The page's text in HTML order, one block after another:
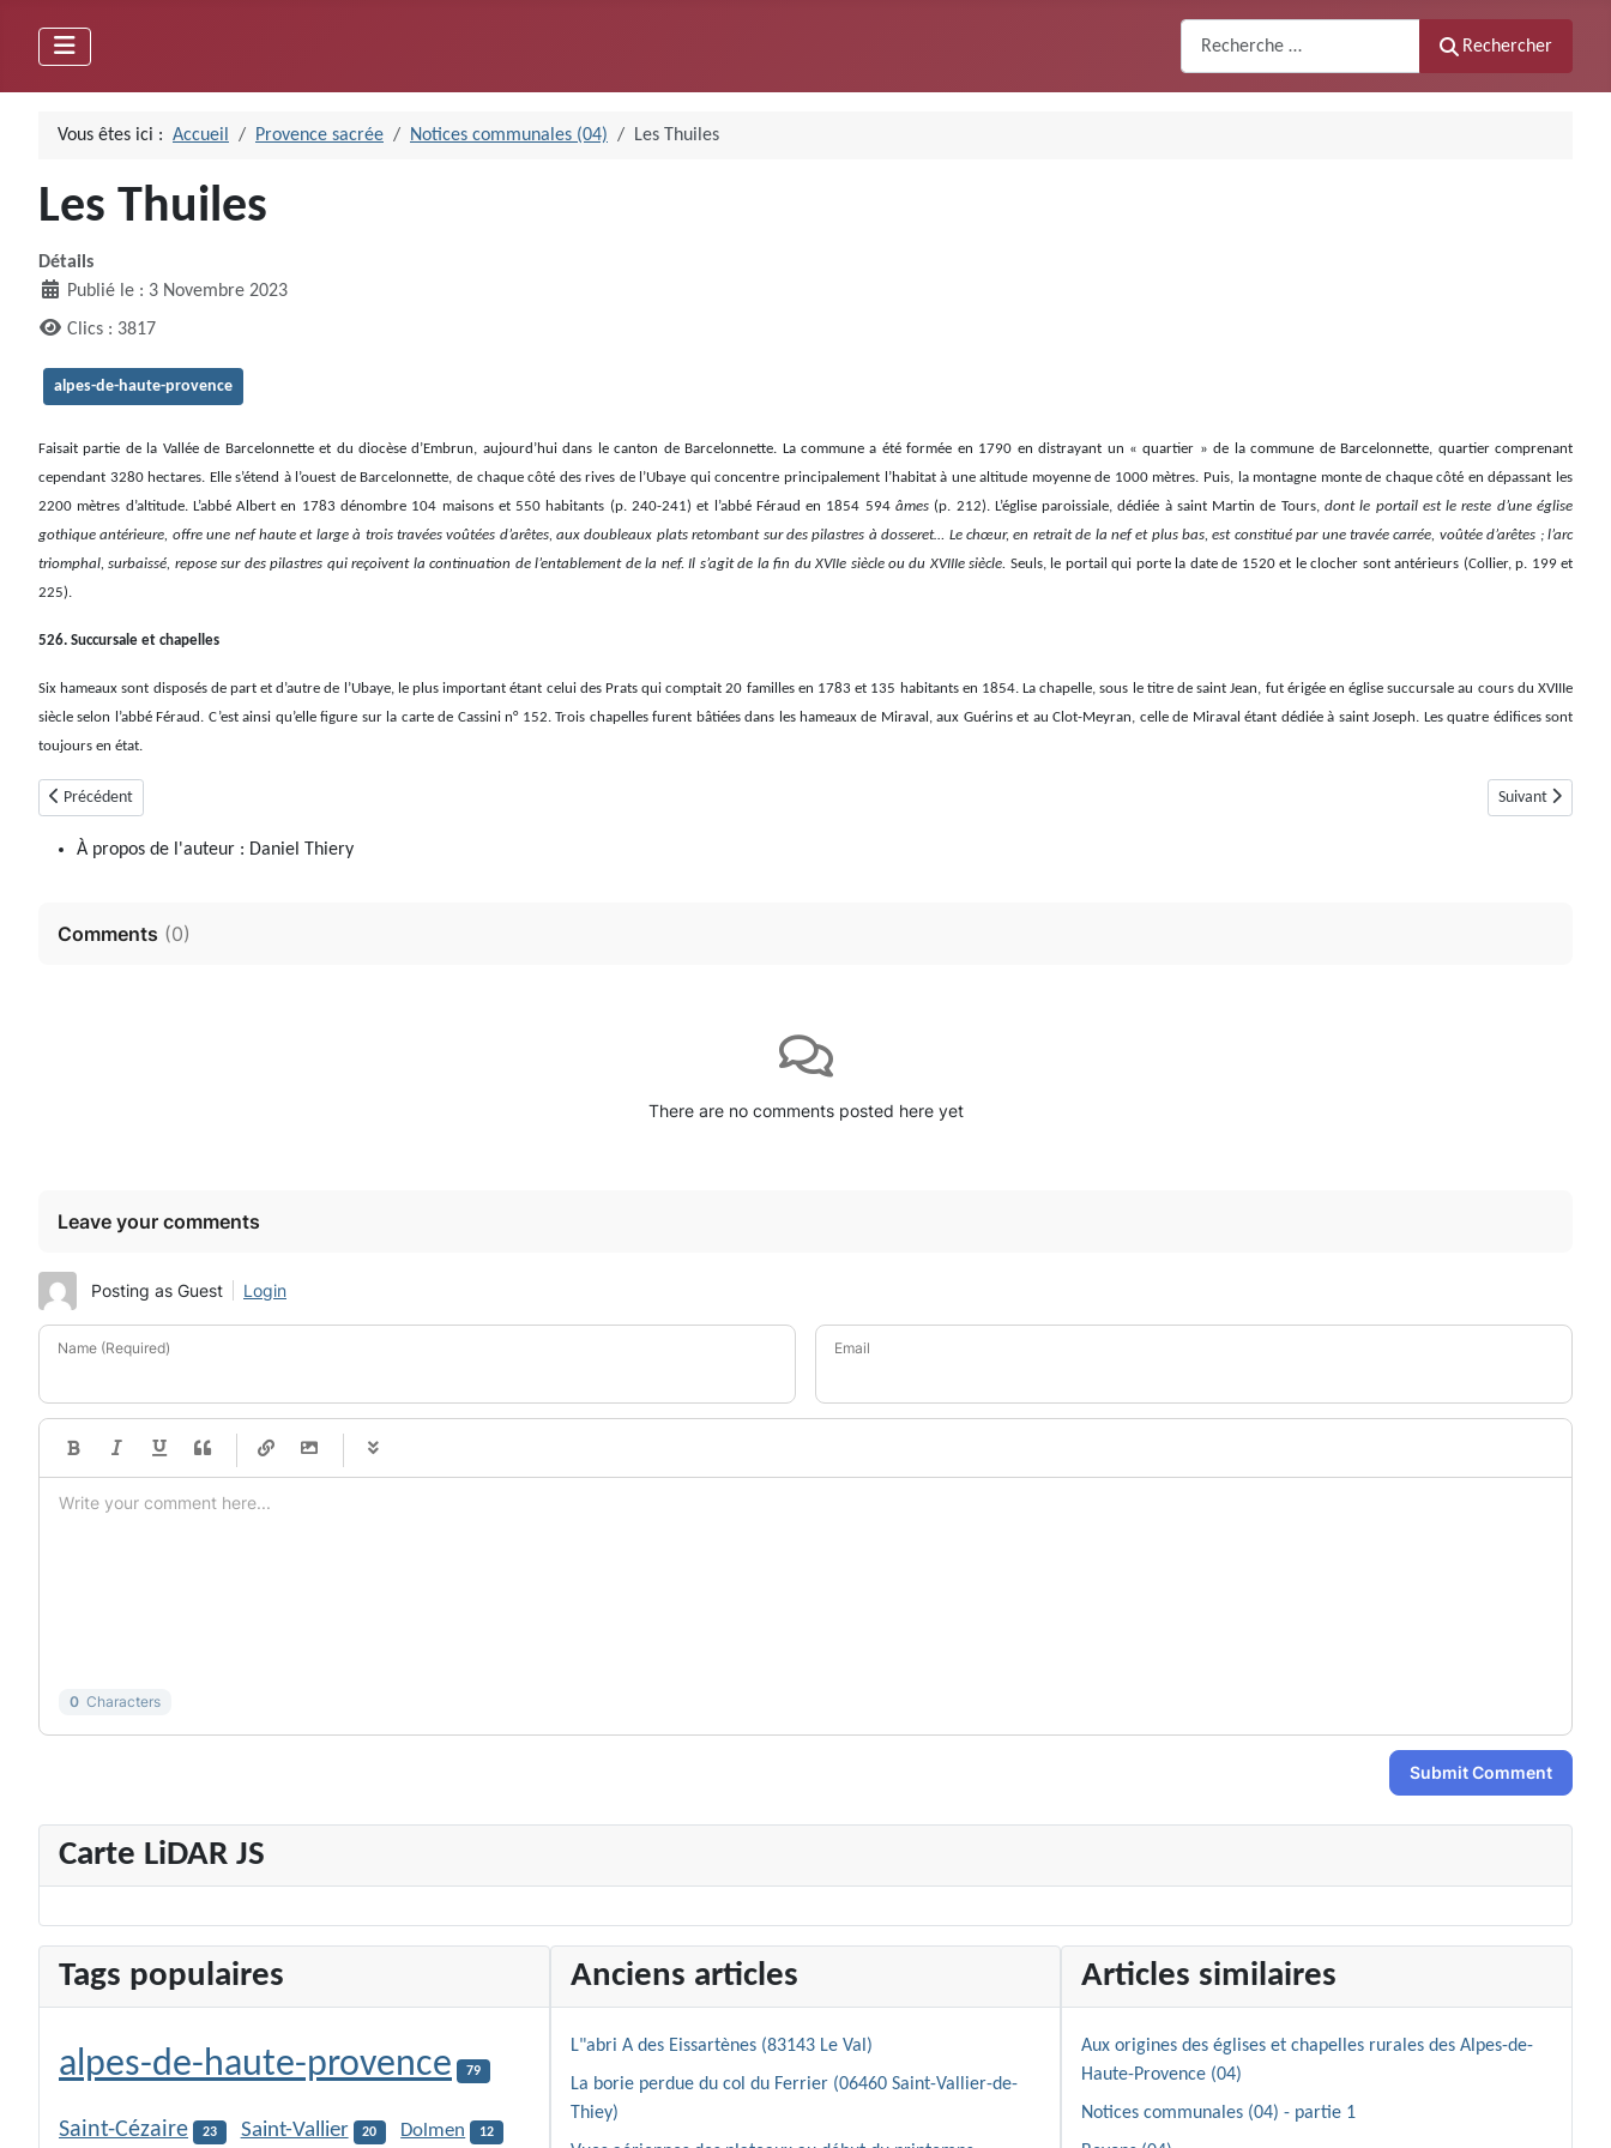
Rechercher
Vous êtes ici : Accueil Provence sacrée Notices communales (04) Les Thuiles
Les Thuiles
Détails
Publié le : 3 Novembre 2023
Clics : 3817
alpes-de-haute-provence
Faisait partie de la Vallée de Barcelonnette et du diocèse d’Embrun, aujourd’hui dans le canton de Barcelonnette. La commune a été formée en 1790 en distrayant un « quartier » de la commune de Barcelonnette, quartier comprenant
cependant 3280 hectares. Elle s’étend à l’ouest de Barcelonnette, de chaque côté des rives de l’Ubaye qui concentre principalement l’habitat à une altitude moyenne de 1000 mètres. Puis, la montagne monte de chaque côté en dépassant les
2200 mètres d’altitude. L’abbé Albert en 1783 dénombre 104 maisons et 550 habitants (p. 240-241) et l’abbé Féraud en 1854 594 âmes(p. 212). L’église paroissiale, dédiée à saint Martin de Tours,dont le portail est le reste d’une église
gothique antérieure, offre une nef haute et large à trois travées voûtées d’arêtes, aux doubleaux plats retombant sur des pilastres à dosseret… Le chœur, en retrait de la nef et plus bas, est constitué par une travée carrée, voûtée d’arêtes ; l’arc
triomphal, surbaissé, repose sur des pilastres qui reçoivent la continuation de l’entablement de la nef. Il s’agit de la fin du XVIIe siècle ou du XVIIIe siècle. Seuls, le portail qui porte la date de 1520 et le clocher sont antérieurs (Collier, p. 199 et
225).
526. Succursale et chapelles
Six hameaux sont disposés de part et d’autre de l’Ubaye, le plus important étant celui des Prats qui comptait 20 familles en 1783 et 135 habitants en 1854. La chapelle, sous le titre de saint Jean, fut érigée en église succursale au cours du XVIIIe
siècle selon l’abbé Féraud. C’est ainsi qu’elle figure sur la carte de Cassini n° 152. Trois chapelles furent bâtiées dans les hameaux de Miraval, aux Guérins et au Clot-Meyran, celle de Miraval étant dédiée à saint Joseph. Les quatre édifices sont
toujours en état.
Article précédent : Thorame-Haute
Précédent Article suivant :
Suivant
À propos de l'auteur : Daniel Thiery
Comments (0)
There are no comments posted here yet
Leave your comments
Posting as Guest Login
Name (Required) Email
-
-
-
-
0 Characters
Submit Comment
Carte LiDAR JS
Tags populaires
alpes-de-haute-provence 79
Saint-Cézaire 23 Saint-Vallier 20 Dolmen 12
Anciens articles
L"abri A des Eissartènes (83143 Le Val)
La borie perdue du col du Ferrier (06460 Saint-Vallier-de-
Thiey)
Articles similaires
Aux origines des églises et chapelles rurales des Alpes-de-
Haute-Provence (04)
Notices communales (04) - partie 1